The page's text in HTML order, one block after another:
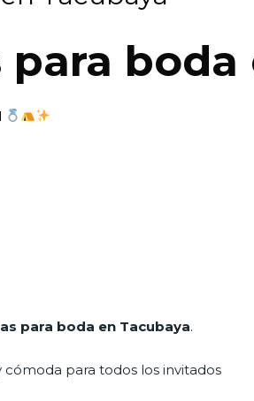
boda
para boda en Tacubaya.
para todos los invitados